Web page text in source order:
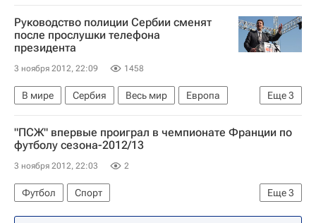
Парламентские выборы на Украине
Подведение итогов выборов на Украине
Николаевская область
Украина
Весь мир
Европа
ЦИК Украины
Партия "Батькивщина"
Партия регионов (Украина)
Парламентские выборы на Украине
Руководство полиции Сербии сменят
после прослушки телефона
президента
3 ноября 2012, 22:09 1458
Еще3
В мире Сербия Весь мир
Европа
Томислав Николич
Александр Вучич
Правительство Сербии
"ПСЖ" впервые проиграл в чемпионате Франции по
футболу сезона-2012/13
3 ноября 2012, 22:03 2
Еще3
Футбол
Спорт
Чемпионат Франции по футболу (Лига 1)